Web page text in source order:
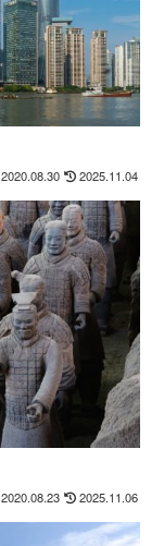
2020.08.30 2025.11.04
2020.08.23 2025.11.06